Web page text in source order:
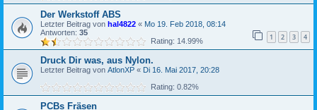
Der Werkstoff ABS
Letzter Beitrag von hal4822 « Mo 19. Feb 2018, 08:14
Antworten: 35 1 2 3 4
Rating: 14.99%
Druck Dir was, aus Nylon.
Letzter Beitrag von AtlonXP « Di 16. Mai 2017, 20:28
Rating: 0.82%
PCBs Fräsen